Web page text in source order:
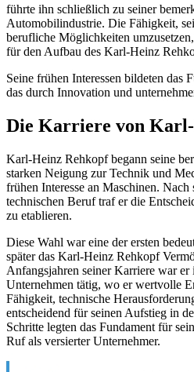
führte ihn schließlich zu seiner
Automobilindustrie. Die Fähigkeit,
berufliche Möglichkeiten
für den Aufbau des Karl-Heinz
Seine frühen Interessen bildeten das
das durch Innovation und
Die Karriere von
Karl-Heinz Rehkopf begann seine
starken Neigung zur Technik und
frühen Interesse an Maschinen.
technischen Beruf traf er die
zu etablieren.
Diese Wahl war eine der ersten
später das Karl-Heinz Rehkopf
Anfangsjahren seiner Karriere war er
Unternehmen tätig, wo er wertvolle
Fähigkeit, technische
entscheidend für seinen Aufstieg in
Schritte legten das Fundament für
Ruf als versierter Unternehmer.